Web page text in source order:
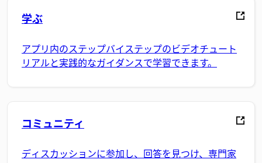
学ぶ
アプリ内のステップバイステップのビデオチュート
リアルと実践的なガイダンスで学習できます。
コミュニティ
ディスカッションに参加し、回答を見つけ、専門家